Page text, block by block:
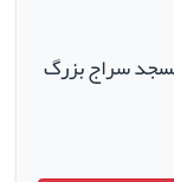
سراج بزرگ